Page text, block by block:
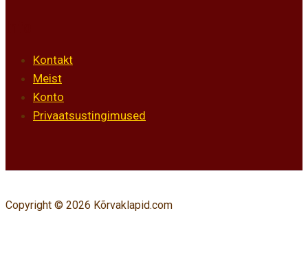
Kontakt
Meist
Konto
Privaatsustingimused
Copyright © 2026 Kõrvaklapid.com